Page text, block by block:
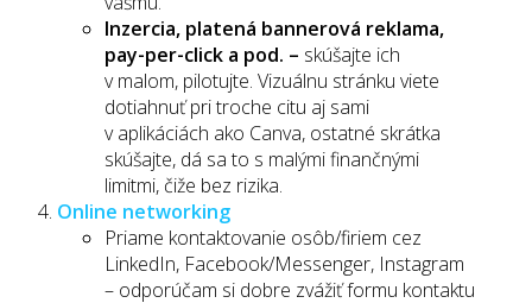
Inzercia, platená bannerová reklama,
pay-per-click a pod. – skúšajte ich
v malom, pilotujte. Vizuálnu stránku viete
dotiahnuť pri troche citu aj sami
v aplikáciách ako Canva, ostatné skrátka
skúšajte, dá sa to s malými finančnými
limitmi, čiže bez rizika.
Online networking
Priame kontaktovanie osôb/firiem cez
LinkedIn, Facebook/Messenger, Instagram
– odporúčam si dobre zvážiť formu kontaktu